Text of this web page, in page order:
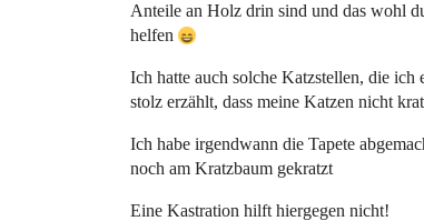
Anteile an Holz drin sind und das wohl
helfen
Ich hatte auch solche Katzstellen, die
stolz erzählt, dass meine Katzen nicht
Ich habe irgendwann die Tapete
noch am Kratzbaum gekratzt
Eine Kastration hilft hiergegen nicht!